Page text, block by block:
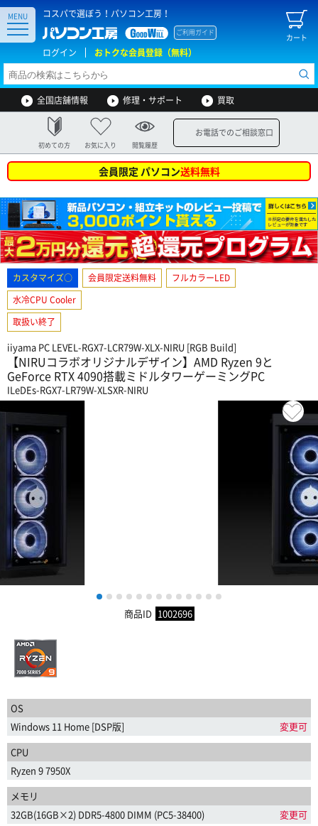
コスパで選ぼう！パソコン工房！
カート
ご利用ガイド
ログイン おトクな会員登録（無料）
MENU
全国店舗情報 修理・サポート 買取
初めての方 お気に入り 閲覧履歴
お電話でのご相談窓口
会員限定 パソコン送料無料
カスタマイズ○ 会員限定送料無料
フルカラーLED
水冷CPU Cooler
取扱い終了
iiyama PC LEVEL-RGX7-LCR79W-XLX-NIRU [RGB Build]
【NIRUコラボオリジナルデザイン】AMD Ryzen 9と
GeForce RTX 4090搭載ミドルタワーゲーミングPC
ILeDEs-RGX7-LR79W-XLSXR-NIRU
1 2 3 4 5 6 7 8 9 10 11 12
商品ID 1002696
OS
Windows 11 Home [DSP版]
変更可
CPU
Ryzen 9 7950X
メモリ
32GB(16GB×2) DDR5-4800 DIMM (PC5-38400)
変更可